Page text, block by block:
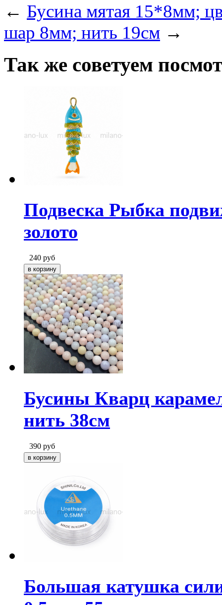
← Бусина мятая 15*8мм;
шар 8мм; нить 19см →
Так же советуем
Подвеска Рыбка
золото
240 руб
Бусины Кварц
нить 38см
390 руб
Большая катушка